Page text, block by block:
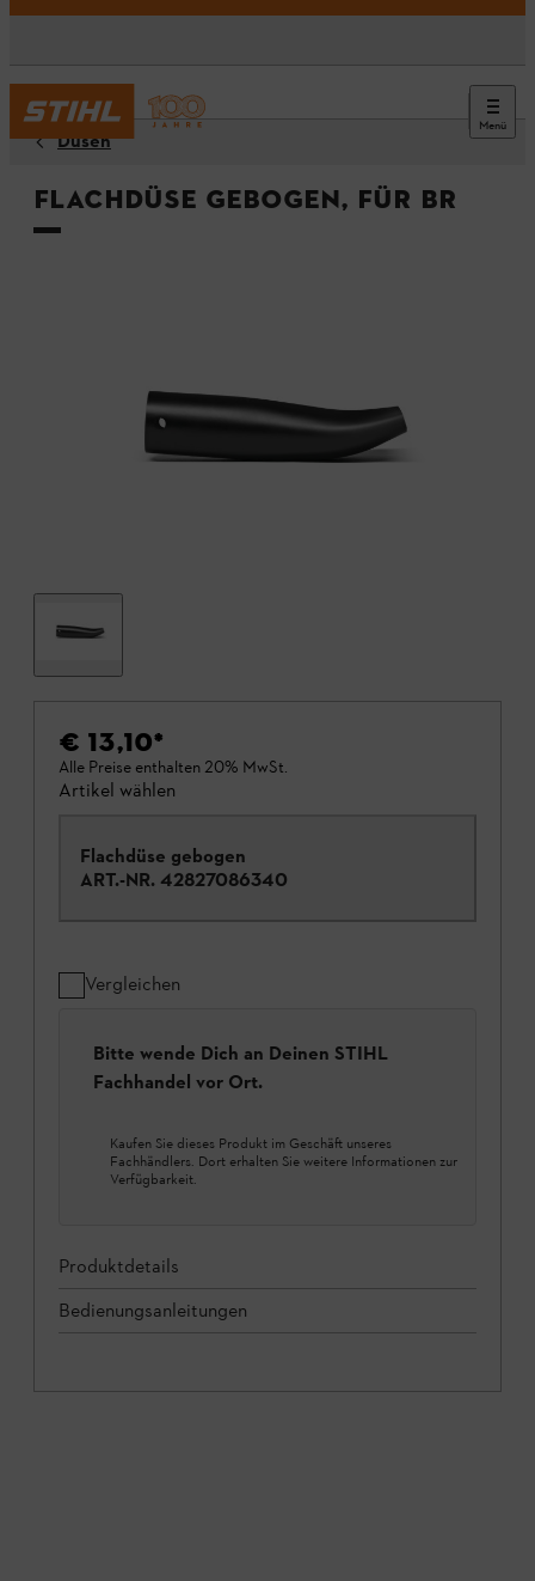
Menü
Düsen
Flachdüse gebogen, für BR
€ 13,10*
Alle Preise enthalten 20% MwSt.
Artikel wählen
Flachdüse gebogen
ART.-NR. 42827086340
Vergleichen
Bitte wende Dich an Deinen STIHL
Fachhandel vor Ort.
Kaufen Sie dieses Produkt im Geschäft unseres
Fachhändlers. Dort erhalten Sie weitere Informationen zur
Verfügbarkeit.
Produktdetails
Bedienungsanleitungen